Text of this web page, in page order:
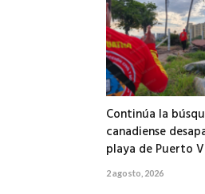
Continúa la
canadiense
playa de Puerto
2 agosto, 2026